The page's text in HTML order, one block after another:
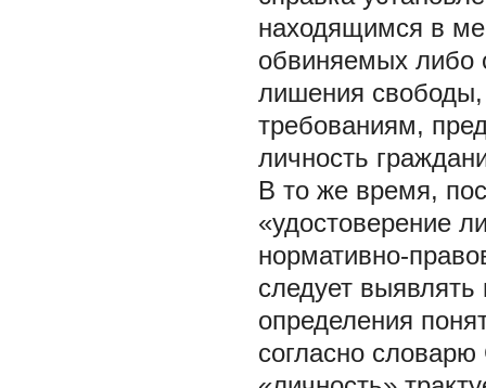
находящимся в
обвиняемых либо
лишения
требованиям,
личность
В то же время,
«удостоверение
нормативно-
следует
определения
согласно